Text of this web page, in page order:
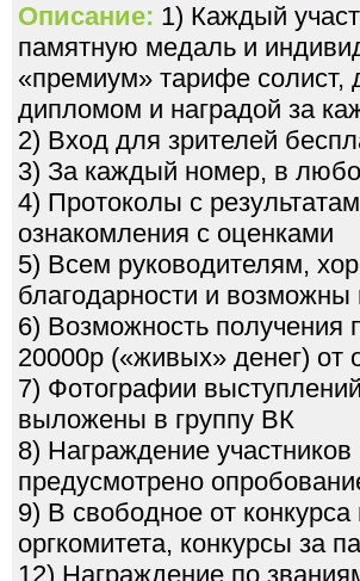
Описание: 1) Каждый
памятную медаль и
«премиум» тарифе солист,
дипломом и наградой за
2) Вход для зрителей
3) За каждый номер, в
4) Протоколы с
ознакомления с оценками
5) Всем руководителям,
благодарности и
6) Возможность получения
20000р («живых» денег)
7) Фотографии
выложены в группу ВК
8) Награждение
предусмотрено
9) В свободное от
оргкомитета, конкурсы за
12) Награждение по